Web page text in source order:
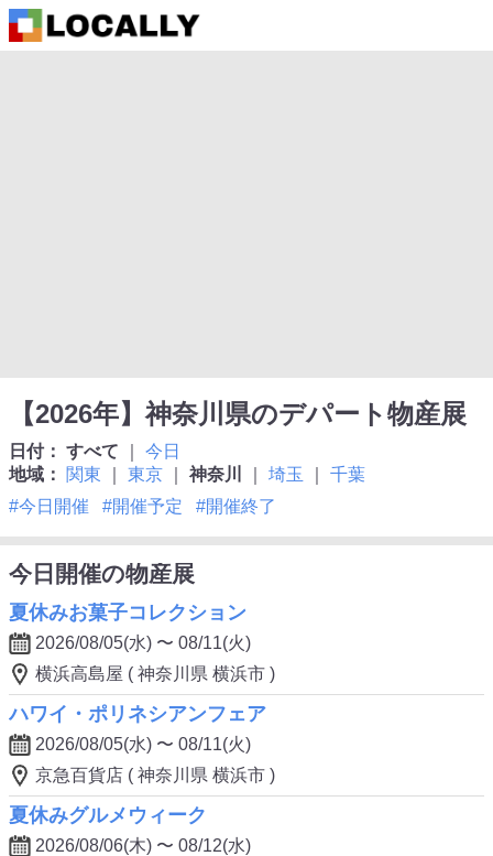
【2026年】神奈川県のデパート物産展
日付： すべて
今日
地域：
関東 東京 神奈川 埼玉
千葉
#今日開催
#開催予定 #開催終了
今日開催の物産展
夏休みお菓子コレクション
2026/08/05(水) 〜 08/11(火)
横浜高島屋 ( 神奈川県 横浜市 )
ハワイ・ポリネシアンフェア
2026/08/05(水) 〜 08/11(火)
京急百貨店 ( 神奈川県 横浜市 )
夏休みグルメウィーク
2026/08/06(木) 〜 08/12(水)